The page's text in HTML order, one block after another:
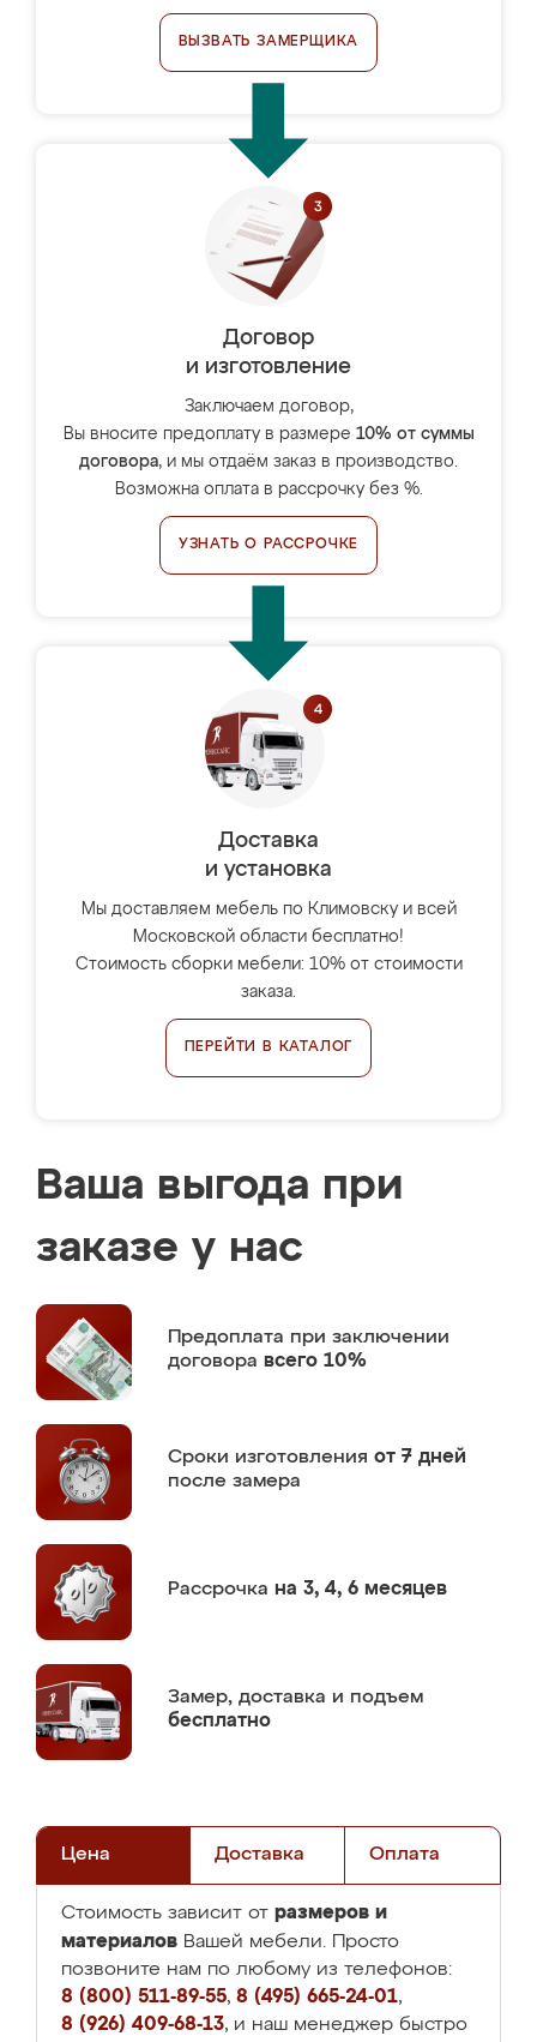
ВЫЗВАТЬ ЗАМЕРЩИКА
Договор
и изготовление
Заключаем договор,
Вы вносите предоплату в размере 10% от суммы
договора, и мы отдаём заказ в производство.
Возможна оплата в рассрочку без %.
УЗНАТЬ О РАССРОЧКЕ
Доставка
и установка
Мы доставляем мебель по Климовску и всей
Московской области бесплатно!
Стоимость сборки мебели: 10% от стоимости
заказа.
ПЕРЕЙТИ В КАТАЛОГ
Ваша выгода при
заказе у нас
Предоплата при заключении
договора всего 10%
Сроки изготовления от 7 дней
после замера
Рассрочка на 3, 4, 6 месяцев
Замер, доставка и подъем
бесплатно
Цена Доставка Оплата
Стоимость зависит от размеров и
материалов Вашей мебели. Просто
позвоните нам по любому из телефонов:
8 (800) 511-89-55, 8 (495) 665-24-01,
8 (926) 409-68-13, и наш менеджер быстро